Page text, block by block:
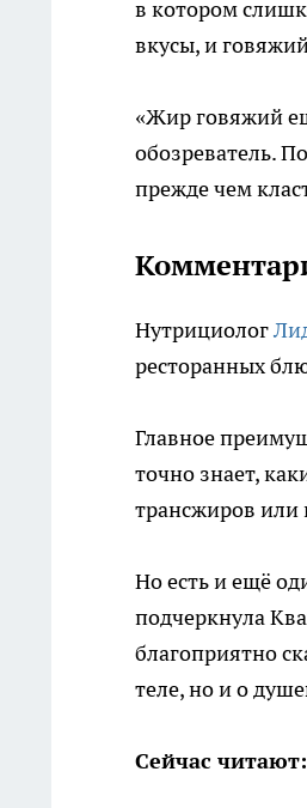
в котором
вкусы, и
«Жир говяжий
обозреватель.
прежде чем
Нутрициолог
ресторанных
Главное
точно знает,
трансжиров или
Но есть и ещё
подчеркнула
благоприятно
теле, но и о
Сейчас читают: